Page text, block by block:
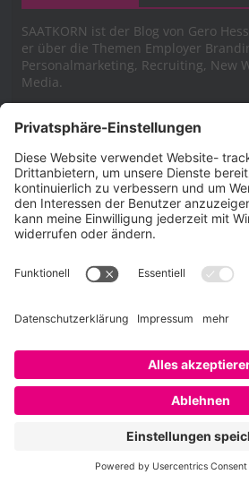
SAATKORN ist der Blog von Gero
er über die Themen Employer
Personalmarketing, Recruiting, New
Media.
Impressum
Impressum
Cookie-Richtlinie (EU)
Copyright © 2026